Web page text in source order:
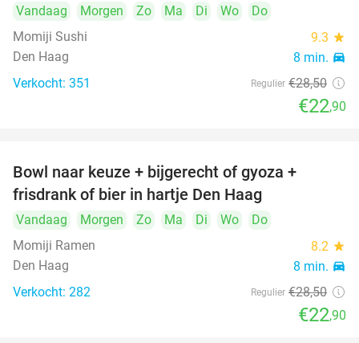
Vandaag Morgen Zo Ma Di Wo
Do
Momiji Sushi
9.3 star
Den Haag 8 min. directions_car
Verkocht: 351 Regulier €28,50
€22,90
Bowl naar keuze + bijgerecht of gyoza +
frisdrank of bier in hartje Den Haag
Vandaag Morgen Zo Ma Di Wo
Do
Momiji Ramen
8.2 star
Den Haag 8 min. directions_car
Verkocht: 282 Regulier €28,50
€22,90